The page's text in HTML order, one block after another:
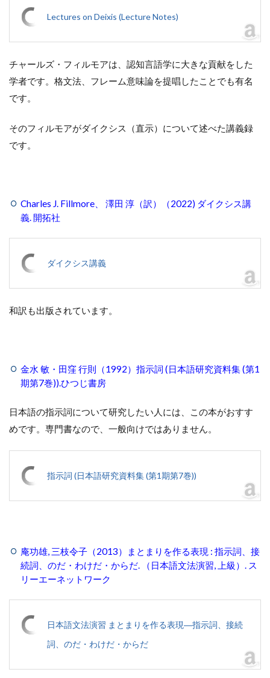
Lectures on Deixis (Lecture Notes)
チャールズ・フィルモアは、認知言語学に大きな貢献をした
学者です。格文法、フレーム意味論を提唱したことでも有名
です。
そのフィルモアがダイクシス（直示）について述べた講義録
です。
Charles J. Fillmore、 澤田 淳（訳）（2022) ダイクシス講
義. 開拓社
ダイクシス講義
和訳も出版されています。
金水 敏・田窪 行則（1992）指示詞 (日本語研究資料集 (第1
期第7巻)).ひつじ書房
日本語の指示詞について研究したい人には、この本がおすす
めです。専門書なので、一般向けではありません。
指示詞 (日本語研究資料集 (第1期第7巻))
庵功雄, 三枝令子（2013）まとまりを作る表現 : 指示詞、接
続詞、のだ・わけだ・からだ. （日本語文法演習, 上級）. ス
リーエーネットワーク
日本語文法演習 まとまりを作る表現―指示詞、接続
詞、のだ・わけだ・からだ